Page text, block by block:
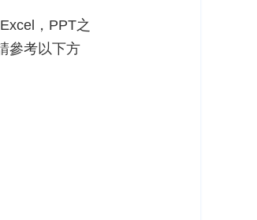
，PPT之
參考以下方